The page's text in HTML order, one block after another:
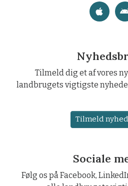
Tilmeld dig et af vores
landbrugets vigtigste
Tilmeld
Sociale
Følg os på Facebook,